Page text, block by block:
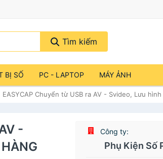
Tìm kiếm
BỊ SỐ PC - LAPTOP MÁY ẢNH
EASYCAP Chuyển từ USB ra AV - Svideo, Lưu
-
Công ty:
Phụ Kiện Số